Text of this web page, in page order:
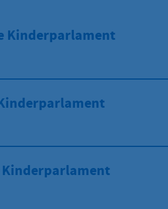
Kinderparlament
Kinderparlament